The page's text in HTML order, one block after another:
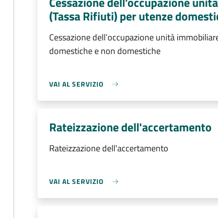
(Tassa Rifiuti) per utenze
Cessazione dell’occupazione unità
domestiche e non domestiche
VAI AL SERVIZIO
Rateizzazione dell'accertamento
Rateizzazione dell'accertamento
VAI AL SERVIZIO